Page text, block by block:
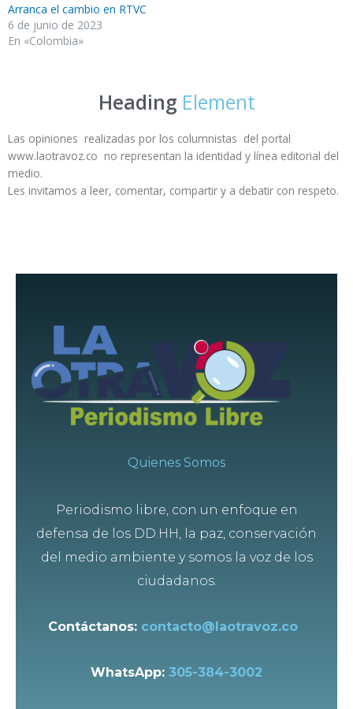
Arranca el cambio en RTVC
6 de junio de 2023
En «Colombia»
Heading Element
Las opiniones realizadas por los columnistas del portal
www.laotravoz.co no representan la identidad y línea editorial del
medio.
Les invitamos a leer, comentar, compartir y a debatir con respeto.
Quienes Somos
Periodismo libre, con un enfoque en
defensa de los DD.HH, la paz, conservación
del medio ambiente y somos la voz de los
ciudadanos.
Contáctanos: contacto@laotravoz.co
WhatsApp: 305-384-3002